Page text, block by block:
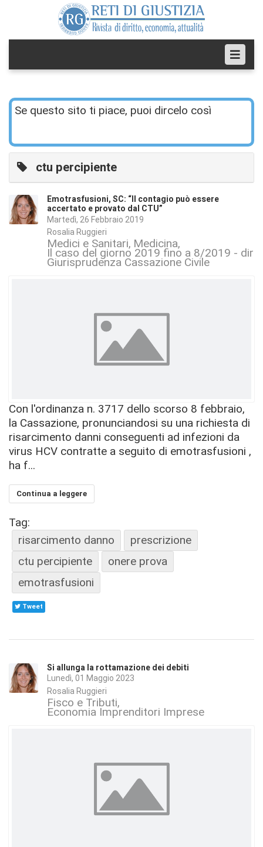
Se questo sito ti piace, puoi dircelo così
ctu percipiente
Emotrasfusioni, SC: “Il contagio può essere
accertato e provato dal CTU”
Martedì, 26 Febbraio 2019
Rosalia Ruggieri
Medici e Sanitari Medicina
Il caso del giorno 2019 fino a 8/2019 -
Giurisprudenza Cassazione Civile
Con l'ordinanza n. 3717 dello scorso 8 febbraio,
la Cassazione, pronunciandosi su una richiesta di
risarcimento danni conseguenti ad infezioni da
virus HCV contratte a seguito di emotrasfusioni ,
ha f...
Continua a leggere
Tag:
risarcimento danno
prescrizione
ctu percipiente
onere prova
emotrasfusioni
Tweet
Si allunga la rottamazione dei debiti
Lunedì, 01 Maggio 2023
Rosalia Ruggieri
Fisco e Tributi
Economia Imprenditori Imprese